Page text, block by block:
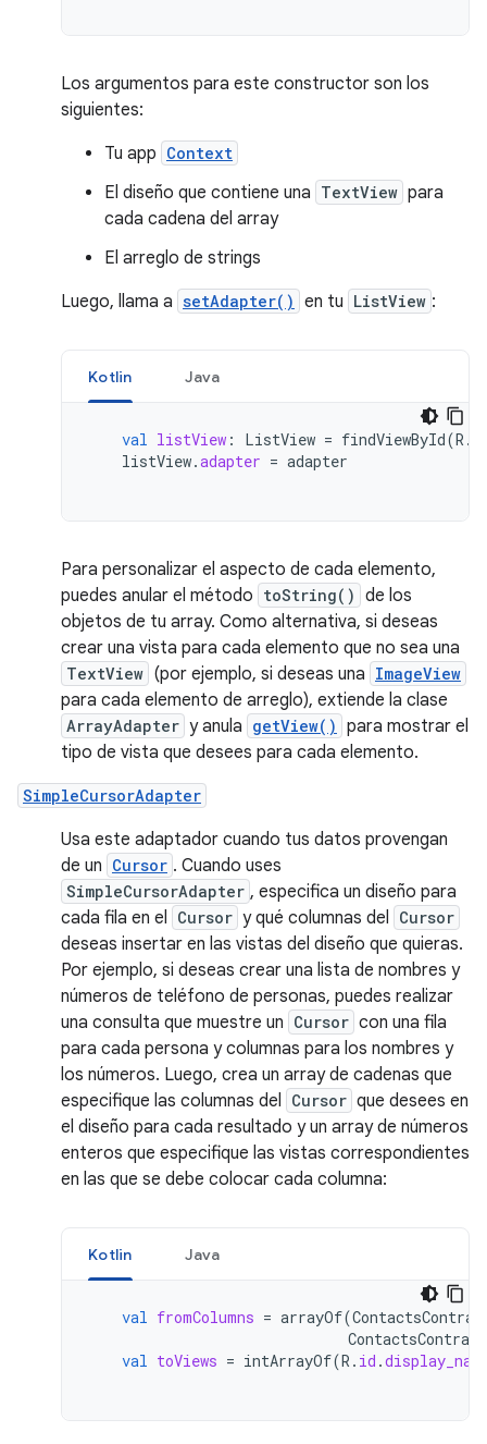
Los argumentos para este constructor son los
siguientes:
Tu app Context
El diseño que contiene una TextView para
cada cadena del array
El arreglo de strings
Luego, llama a setAdapter() en tu ListView :
Kotlin Java
val listView : ListView = findViewById(R .
listView.adapter = adapter
Para personalizar el aspecto de cada elemento,
puedes anular el método toString() de los
objetos de tu array. Como alternativa, si deseas
crear una vista para cada elemento que no sea una
TextView (por ejemplo, si deseas una ImageView
para cada elemento de arreglo), extiende la clase
ArrayAdapter y anula getView() para mostrar el
tipo de vista que desees para cada elemento.
SimpleCursorAdapter
Usa este adaptador cuando tus datos provengan
de un Cursor . Cuando uses
SimpleCursorAdapter , especifica un diseño para
cada fila en el Cursor y qué columnas del Cursor
deseas insertar en las vistas del diseño que quieras.
Por ejemplo, si deseas crear una lista de nombres y
números de teléfono de personas, puedes realizar
una consulta que muestre un Cursor con una fila
para cada persona y columnas para los nombres y
los números. Luego, crea un array de cadenas que
especifique las columnas del Cursor que desees en
el diseño para cada resultado y un array de números
enteros que especifique las vistas correspondientes
en las que se debe colocar cada columna:
Kotlin Java
val fromColumns = arrayOf(
ContactsContract
val toViews = intArrayOf(R . id .